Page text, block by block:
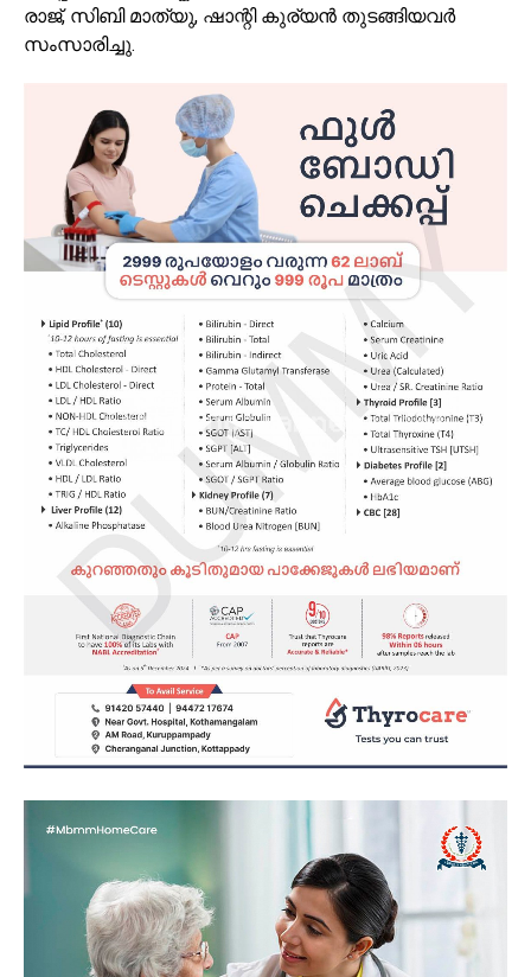
രാജ്, സിബി മാത്യു, ഷാന്റി കുര്യൻ തുടങ്ങിയവർ
സംസാരിച്ചു.